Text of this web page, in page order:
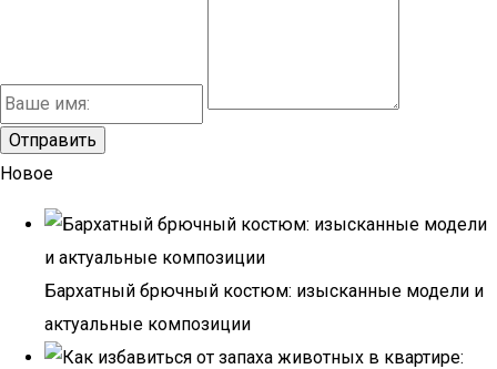
Новое
Бархатный брючный костюм: изысканные модели и
актуальные композиции